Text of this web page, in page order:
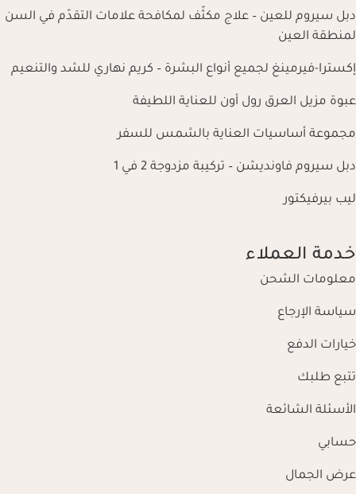
دبل سيروم للعين – علاج مكثّف لمكافحة علامات التقدّم في السن
لمنطقة العين
إكسترا-فيرمينغ لجميع أنواع البشرة – كريم نهاري للشد والتنعيم
عبوة مزيل العرق رول أون للعناية اللطيفة
مجموعة أساسيات العناية بالشمس للسفر
دبل سيروم فاونديشن – تركيبة مزدوجة 2 في 1
ليب بيرفيكتور
خدمة العملاء
معلومات الشحن
سياسة الإرجاع
خيارات الدفع
تتبع طلبك
الأسئلة الشائعة
حسابي
عرض الجمال